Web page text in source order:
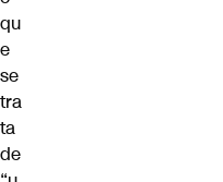
qu
e
se
tra
ta
de